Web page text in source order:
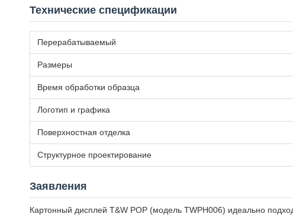
Технические спецификации
Перерабатываемый
Размеры
Время обработки образца
Логотип и графика
Поверхностная отделка
Структурное проектирование
Заявления
Картонный дисплей T&W POP (модель TWPH006) идеально